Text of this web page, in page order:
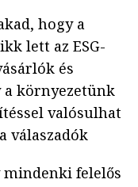
hogy a
lett az ESG-
és
környezetünk
valósulhat
válaszadók
mindenki felelős